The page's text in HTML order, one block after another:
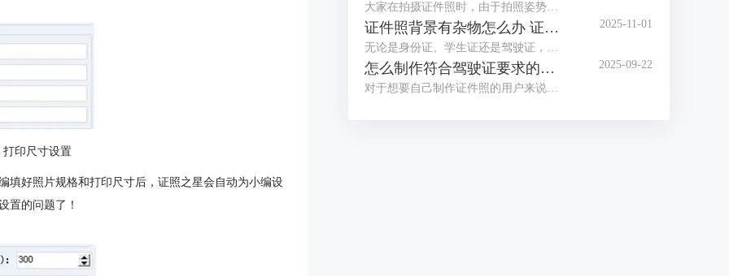
打印尺寸设置
填好照片规格和打印尺寸后，证照之星会自动为小编设
置的问题了！
大家在拍摄证件照时，由于拍照姿势调整不到位，总是有轻微的歪头和斜肩现象，影响证件照美观，后期处理也比较困难。那么当证件照头部位置不正时，该怎么正确调整呢？这篇文章就告诉大家证件照头部位置不正怎么办，证照之星怎么校正照片头部位置。
证件照背景有杂物怎么办 证照之星软件如何智能去除背景杂物
无论是身份证、学生证还是驾驶证，都需要一张符合证件场景使用要求的证件照，制作标准证件照，离不开干净清晰的背景，当在家拍的证件照背景有太多杂物，达不到要求时，需要借助软件进行修改。这篇文章就告诉大家证件照背景有杂物怎么办，证照之星软件如何智能去除背景杂物。
2025-11-01
怎么制作符合驾驶证要求的照片 证照之星软件如何自动裁剪照片至驾驶证尺寸
对于想要自己制作证件照的用户来说，难点不在于技术，而在于拥有合适的工具，有了好的证件照拍摄工具与专业又简便的证件照制作软件，小白也能轻松制作证件照。这篇文章就告诉大家怎么制作符合驾驶证要求的照片，证照之星软件如何自动裁剪照片至驾驶证尺寸。
2025-09-22